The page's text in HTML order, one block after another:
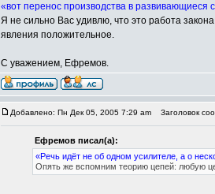
«вот перенос производства в развивающиеся
Я не сильно Вас удивлю, что это работа
явления положительное.
С уважением, Ефремов.
Добавлено: Пн Дек 05, 2005 7:29 am Заголовок
Ефремов писал(а):
«Речь идёт не об одном усилителе, а о
Опять же вспомним теорию цепей: любую